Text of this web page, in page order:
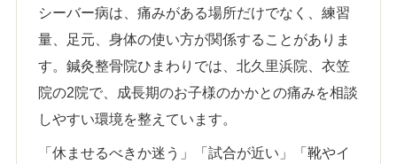
シーバー病は、痛みがある場所だけでなく、練習
量、足元、身体の使い方が関係することがありま
す。鍼灸整骨院ひまわりでは、北久里浜院、衣笠
院の2院で、成長期のお子様のかかとの痛みを相談
しやすい環境を整えています。
「休ませるべきか迷う」「試合が近い」「靴やイ